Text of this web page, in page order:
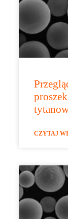
CZYTAJ